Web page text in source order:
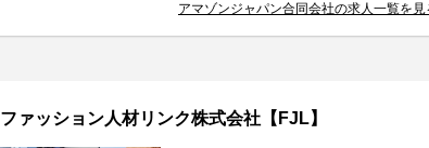
アマゾンジャパン合同会社の求人一覧を見
ファッション人材リンク株式会社【FJL】